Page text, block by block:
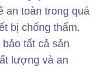
an toàn trong quá
bị chống thấm.
tất cả sản
lượng và an